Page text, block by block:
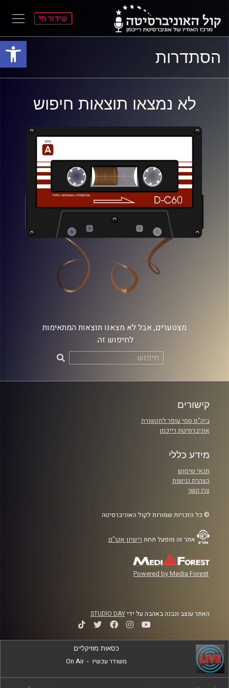
פתח
התפריט
הראשי
התוכן
הראשי
שידור חי
הסתדרות
לא נמצאו תוצאות חיפוש
מצטערים, אבל לא מצאנו תוצאות המתאימות
לחיפוש זה.
חיפוש:
קישורים
ביה"ס סמי עופר לתקשורת
אוניברסיטת רייכמן
מידע כללי
תנאי שימוש
הצהרת נגישות
צרו קשר
© כל הזכויות שמורות לקול האוניברסיטה
אתר זה מופעל תחת רישיון אקו"ם
Powered by Media Forest
האתר עוצב ונבנה באהבה על ידיSTUDIO DAY
כסאות מוזיקליים
משודר עכשיו -
On Air